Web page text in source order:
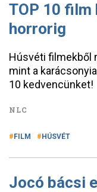
TOP 10
horrorig
Húsvéti filmekből
mint a
10 kedvencünket!
NLC
FILM HÚSVÉT
Jocó bácsi